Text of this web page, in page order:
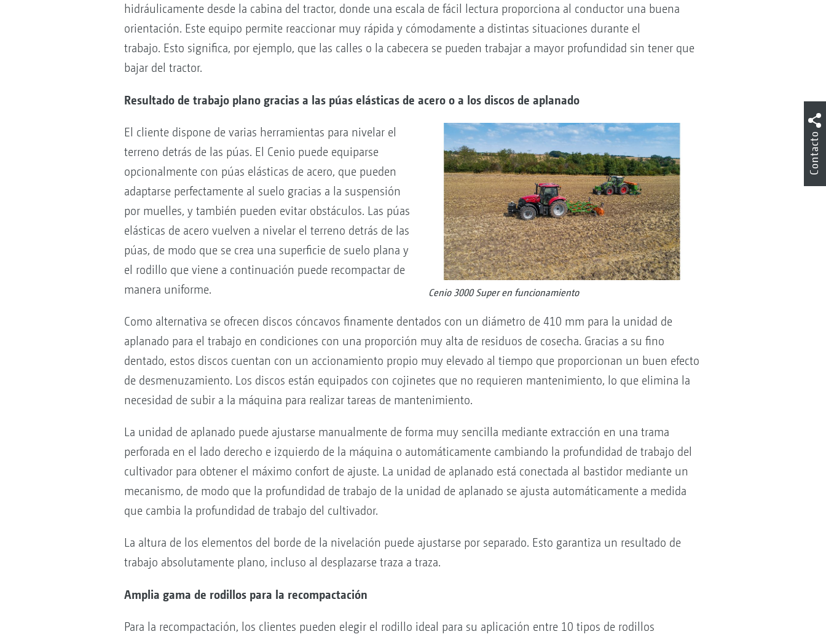
hidráulicamente desde la cabina del tractor, donde una escala de fácil lectura proporciona al conductor una buena
orientación. Este equipo permite reaccionar muy rápida y cómodamente a distintas situaciones durante el
trabajo. Esto significa, por ejemplo, que las calles o la cabecera se pueden trabajar a mayor profundidad sin tener que
bajar del tractor.
Resultado de trabajo plano gracias a las púas elásticas de acero o a los discos de aplanado
Cenio 3000 Super en funcionamiento
El cliente dispone de varias herramientas para nivelar el
terreno detrás de las púas. El Cenio puede equiparse
opcionalmente con púas elásticas de acero, que pueden
adaptarse perfectamente al suelo gracias a la suspensión
por muelles, y también pueden evitar obstáculos. Las púas
elásticas de acero vuelven a nivelar el terreno detrás de las
púas, de modo que se crea una superficie de suelo plana y
el rodillo que viene a continuación puede recompactar de
manera uniforme.
Como alternativa se ofrecen discos cóncavos finamente dentados con un diámetro de 410 mm para la unidad de
aplanado para el trabajo en condiciones con una proporción muy alta de residuos de cosecha. Gracias a su fino
dentado, estos discos cuentan con un accionamiento propio muy elevado al tiempo que proporcionan un buen efecto
de desmenuzamiento. Los discos están equipados con cojinetes que no requieren mantenimiento, lo que elimina la
necesidad de subir a la máquina para realizar tareas de mantenimiento.
La unidad de aplanado puede ajustarse manualmente de forma muy sencilla mediante extracción en una trama
perforada en el lado derecho e izquierdo de la máquina o automáticamente cambiando la profundidad de trabajo del
cultivador para obtener el máximo confort de ajuste. La unidad de aplanado está conectada al bastidor mediante un
mecanismo, de modo que la profundidad de trabajo de la unidad de aplanado se ajusta automáticamente a medida
que cambia la profundidad de trabajo del cultivador.
La altura de los elementos del borde de la nivelación puede ajustarse por separado. Esto garantiza un resultado de
trabajo absolutamente plano, incluso al desplazarse traza a traza.
Amplia gama de rodillos para la recompactación
Para la recompactación, los clientes pueden elegir el rodillo ideal para su aplicación entre 10 tipos de rodillos
Contacto